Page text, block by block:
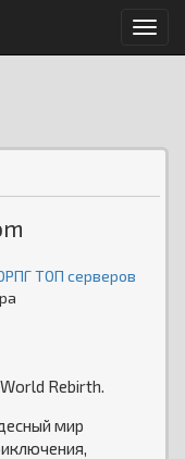
Меню
ТОП серверов
Rebirth.
мир